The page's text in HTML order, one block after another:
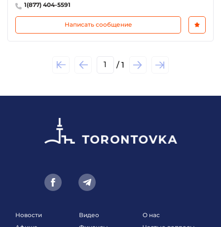
1(877) 404-5591
Написать сообщение
1 / 1
Новости
Видео
О нас